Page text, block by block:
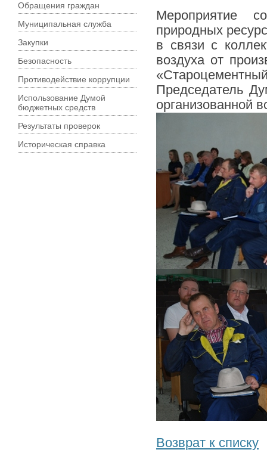
Мероприятие
природных
в связи с
воздуха от
Председатель
организованной
Возврат к списку
Обращения граждан
Муниципальная служба
Закупки
Безопасность
Противодействие коррупции
Использование Думой
бюджетных средств
Результаты проверок
Историческая справка